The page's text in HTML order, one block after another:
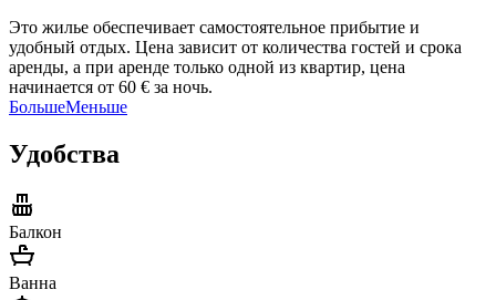
Это жилье обеспечивает самостоятельное прибытие и
удобный отдых. Цена зависит от количества гостей и срока
аренды, а при аренде только одной из квартир, цена
начинается от 60 € за ночь.
БольшеМеньше
Удобства
Балкон
Ванна